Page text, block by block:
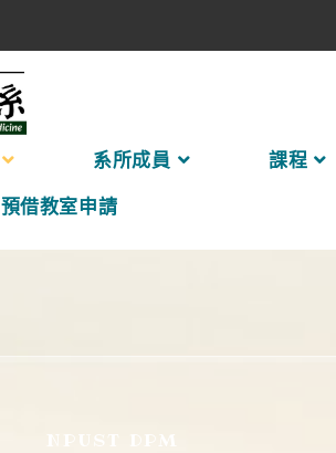
系所成員 課程
預借教室申請
NPUST DPM